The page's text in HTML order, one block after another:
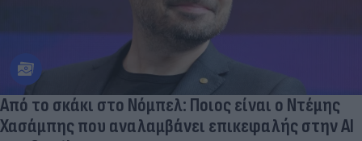
Από το σκάκι στο Νόμπελ: Ποιος είναι ο Ντέμης
Χασάμπης που αναλαμβάνει επικεφαλής στην ΑΙ